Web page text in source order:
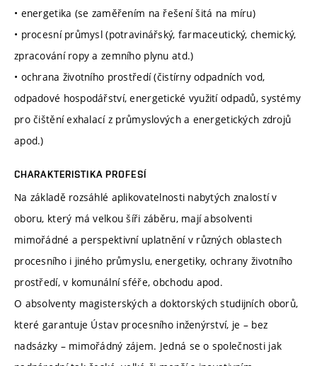
• energetika (se zaměřením na řešení šitá na míru)
• procesní průmysl (potravinářský, farmaceutický, chemický,
zpracování ropy a zemního plynu atd.)
• ochrana životního prostředí (čistírny odpadních vod,
odpadové hospodářství, energetické využití odpadů, systémy
pro čištění exhalací z průmyslových a energetických zdrojů
apod.)
CHARAKTERISTIKA PROFESÍ
Na základě rozsáhlé aplikovatelnosti nabytých znalostí v
oboru, který má velkou šíři záběru, mají absolventi
mimořádné a perspektivní uplatnění v různých oblastech
procesního i jiného průmyslu, energetiky, ochrany životního
prostředí, v komunální sféře, obchodu apod.
O absolventy magisterských a doktorských studijních oborů,
které garantuje Ústav procesního inženýrství, je – bez
nadsázky – mimořádný zájem. Jedná se o společnosti jak